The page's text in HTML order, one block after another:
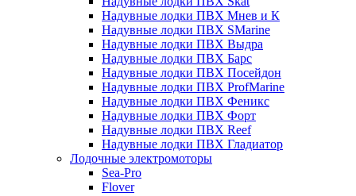
Надувные лодки ПВХ Мнев и К
Надувные лодки ПВХ SMarine
Надувные лодки ПВХ Выдра
Надувные лодки ПВХ Барс
Надувные лодки ПВХ Посейдон
Надувные лодки ПВХ ProfMarine
Надувные лодки ПВХ Феникс
Надувные лодки ПВХ Форт
Надувные лодки ПВХ Reef
Надувные лодки ПВХ Гладиатор
Лодочные электромоторы
Sea-Pro
Flover